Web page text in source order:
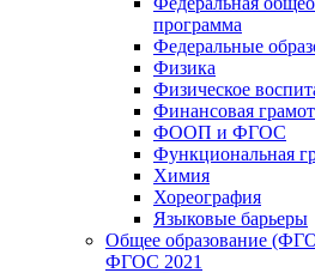
программа
Федеральные
Физика
Физическое
Финансовая
ФООП и ФГОС
Функциональная
Химия
Хореография
Языковые барьеры
Общее образование
ФГОС 2021